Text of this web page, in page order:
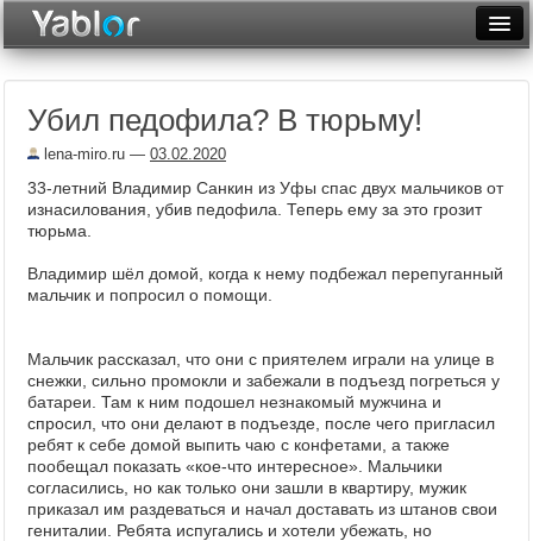
Неделя
Рейтинги
Фототоп
Видеотоп
Убил педофила? В тюрьму!
lena-miro.ru — 03.02.2020
33-летний Владимир Санкин из Уфы спас двух мальчиков от
изнасилования, убив педофила. Теперь ему за это грозит
тюрьма.
Владимир шёл домой, когда к нему подбежал перепуганный
мальчик и попросил о помощи.
Мальчик рассказал, что они с приятелем играли на улице в
снежки, сильно промокли и забежали в подъезд погреться у
батареи. Там к ним подошел незнакомый мужчина и
спросил, что они делают в подъезде, после чего пригласил
ребят к себе домой выпить чаю с конфетами, а также
пообещал показать «кое-что интересное». Мальчики
согласились, но как только они зашли в квартиру, мужик
приказал им раздеваться и начал доставать из штанов свои
гениталии. Ребята испугались и хотели убежать, но